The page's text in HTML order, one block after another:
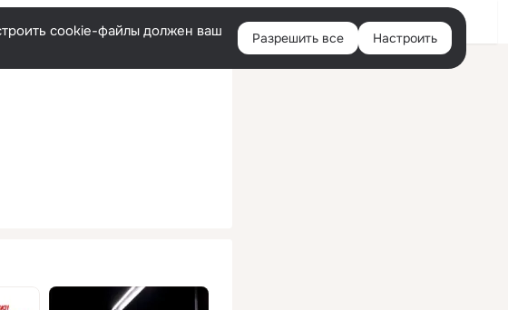
Русский Войти
cookie-файлы должен ваш
Разрешить все Настроить